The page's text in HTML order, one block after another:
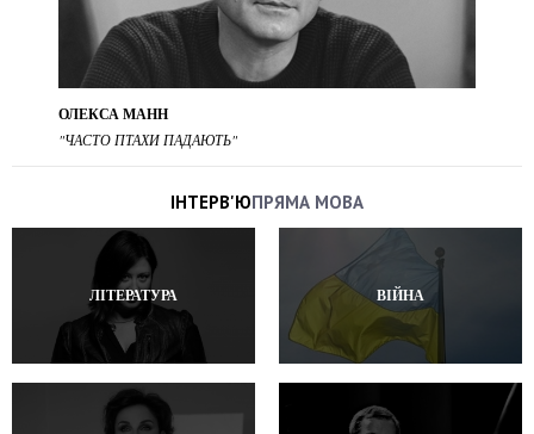
ОЛЕКСА МАНН
"ЧАСТО ПТАХИ ПАДАЮТЬ"
ІНТЕРВ'ЮПРЯМА МОВА
ЛІТЕРАТУРА ВІЙНА